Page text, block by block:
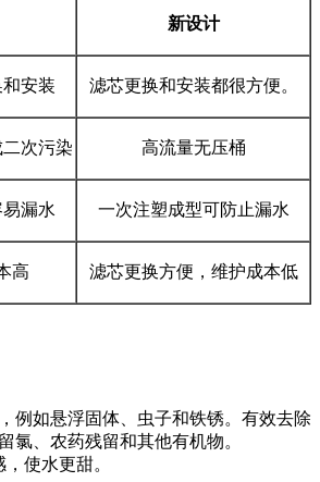
新设计
安装 滤芯更换和安装都很方便。
次污染 高流量无压桶
漏水 一次注塑成型可防止漏水
高 滤芯更换方便，维护成本低
例如悬浮固体、虫子和铁锈。有效去除
氯、农药残留和其他有机物。
使水更甜。